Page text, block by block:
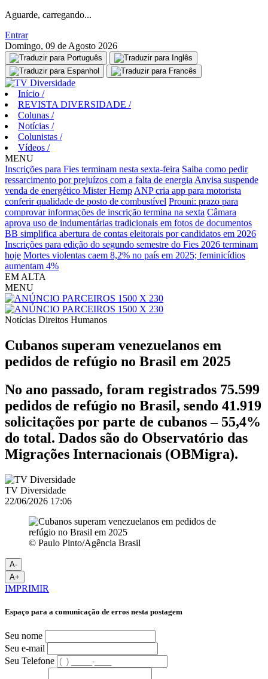
Aguarde, carregando...
Entrar
Domingo, 09 de Agosto 2026
Início /
REVISTA DIVERSIDADE /
Colunas /
Notícias /
Colunistas /
Vídeos /
MENU
Inscrições para Fies terminam nesta sexta-feira Saiba como pedir
ressarcimento por prejuízos com a falta de energia Anvisa suspende
venda de energético Mister Hemp ANP cria app para motorista
conferir qualidade de posto de combustível Prouni: prazo para
comprovar informações de inscrição termina na sexta Câmara
aprova uso de indumentárias tradicionais em fotos de documentos
BB simplifica abertura de contas eleitorais por candidatos em 2026
Inscrições para edição do segundo semestre do Fies 2026 terminam
hoje Mortes violentas caem 8,2% no país em 2025; feminicídios
aumentam 4%
EM ALTA
MENU
Notícias Direitos Humanos
Cubanos superam venezuelanos em
pedidos de refúgio no Brasil em 2025
No ano passado, foram registrados 75.599
pedidos de refúgio no Brasil, sendo 41.919
solicitações por parte de cubanos – 55,4%
do total. Dados são do Observatório das
Migrações Internacionais (OBMigra).
TV Diversidade
22/06/2026 17:06
© Paulo Pinto/Agência Brasil
A-
A+
IMPRIMIR
Espaço para a comunicação de erros nesta postagem
Seu nome
Seu e-mail
Seu Telefone